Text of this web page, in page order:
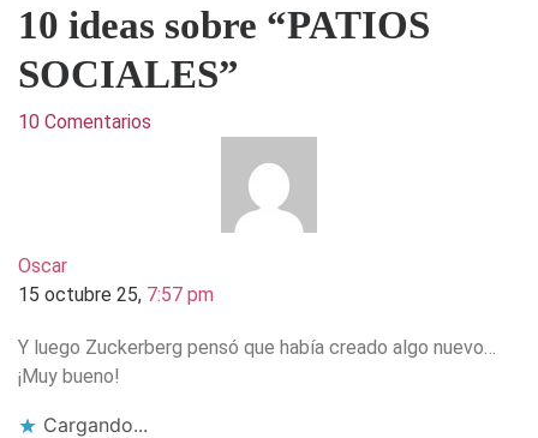
10 ideas sobre “PATIOS
SOCIALES”
10 Comentarios
Oscar
15 octubre 25, 7:57 pm
Y luego Zuckerberg pensó que había creado algo nuevo…
¡Muy bueno!
Cargando...